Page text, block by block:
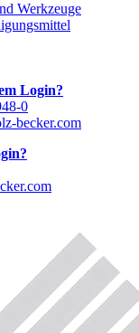
Werkzeuge
Login?
0
becker.com